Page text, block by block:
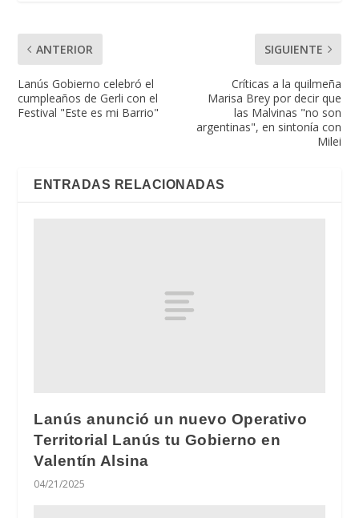
ANTERIOR
Lanús Gobierno celebró el
cumpleaños de Gerli con el
Festival "Este es mi Barrio"
SIGUIENTE
Críticas a la quilmeña
Marisa Brey por decir que
las Malvinas "no son
argentinas", en sintonía con
Milei
ENTRADAS RELACIONADAS
Lanús anunció un nuevo Operativo
Territorial Lanús tu Gobierno en
Valentín Alsina
04/21/2025